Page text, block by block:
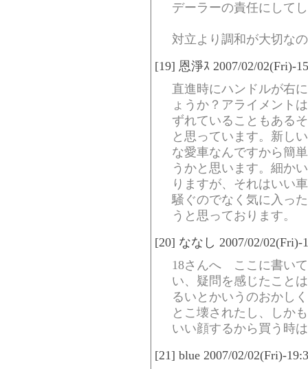
デーラーの責任にして
対立より調和が大切な
[19] 恩淨ｽ 2007/02/02(Fri)-
直進時にハンドルが右
ょうか？アライメント
ずれていることもある
と思っています。新し
な愛車なんですから簡
うかと思います。細か
りますが、それはいい
騒ぐのでなく気に入っ
うと思っております。
[20] ななし 2007/02/02(Fri)-
18さんへ ここに書い
い、疑問を感じたこと
るいとかいうのおかし
とこ壊されたし、しか
いい顔するから買う時
[21] blue 2007/02/02(Fri)-